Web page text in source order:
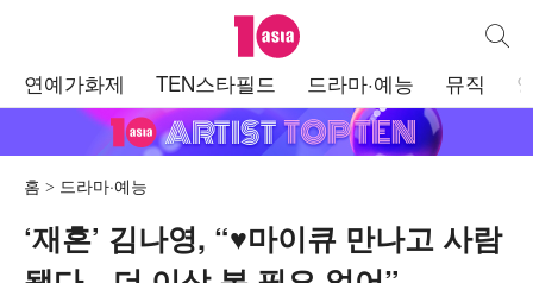
텐아시아 통합
연예가화제 TEN스타필드 드라마·예능 뮤직
홈 드라마·예능
‘재혼’ 김나영, “♥마이큐 만나고 사람